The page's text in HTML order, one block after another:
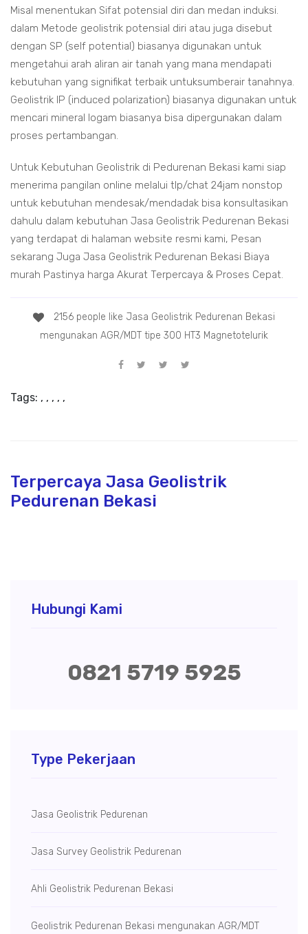
Misal menentukan Sifat potensial diri dan medan induksi.
dalam Metode geolistrik potensial diri atau juga disebut
dengan SP (self potential) biasanya digunakan untuk
mengetahui arah aliran air tanah yang mana mendapati
kebutuhan yang signifikat terbaik untuksumberair tanahnya.
Geolistrik IP (induced polarization) biasanya digunakan untuk
mencari mineral logam biasanya bisa dipergunakan dalam
proses pertambangan.
Untuk Kebutuhan Geolistrik di Pedurenan Bekasi kami siap
menerima pangilan online melalui tlp/chat 24jam nonstop
untuk kebutuhan mendesak/mendadak bisa konsultasikan
dahulu dalam kebutuhan Jasa Geolistrik Pedurenan Bekasi
yang terdapat di halaman website resmi kami, Pesan
sekarang Juga Jasa Geolistrik Pedurenan Bekasi Biaya
murah Pastinya harga Akurat Terpercaya & Proses Cepat.
2156 people like Jasa Geolistrik Pedurenan Bekasi
mengunakan AGR/MDT tipe 300 HT3 Magnetotelurik
Tags: , , , , ,
Terpercaya Jasa Geolistrik
Pedurenan Bekasi
Hubungi Kami
0821 5719 5925
Type Pekerjaan
Jasa Geolistrik Pedurenan
Jasa Survey Geolistrik Pedurenan
Ahli Geolistrik Pedurenan Bekasi
Geolistrik Pedurenan Bekasi mengunakan AGR/MDT